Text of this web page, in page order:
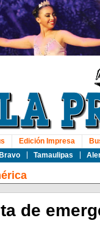
Tamaulipas
Edición Impresa
de